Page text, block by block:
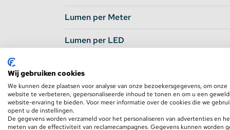
ledstrip. Wilt u meerdere ledstrips aan 1
moeten bestellen.
IP65: Spatwaterdicht en stootbestendig.
defecten)
Let op:
Lumen per Meter
Lumen per LED
Lichthoek
Input Voltage
Wij gebruiken cookies
We kunnen deze plaatsen voor analyse van onze bezoekersgegevens, om onze
website te verbeteren, gepersonaliseerde inhoud te tonen en om u een
website-ervaring te bieden. Voor meer informatie over de cookies die we
opent u de instellingen.
De gegevens worden verzameld voor het personaliseren van advertenties en
meten van de effectiviteit van reclamecampagnes. Gegevens kunnen worden